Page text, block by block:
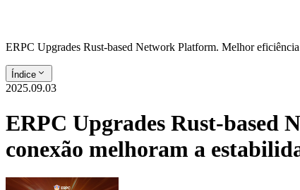
ERPC Upgrades Rust-based Network Platform. Melhor
Índice
2025.09.03
ERPC Upgrades Rust-based
conexão melhoram a